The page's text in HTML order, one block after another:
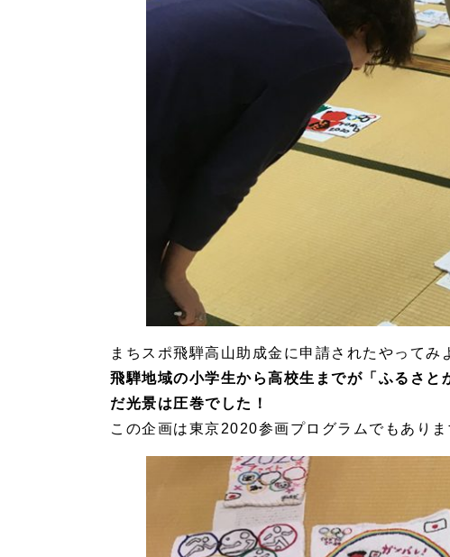
まちスポ飛騨高山助成金に申請されたやって
飛騨地域の小学生から高校生までが「ふるさ
だ光景は圧巻でした！
この企画は東京2020参画プログラムでもありま